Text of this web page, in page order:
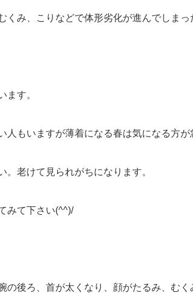
くみ、こりなどで体形劣化が進んでしまっ
ます。
人もいますが薄着になる春は気になる方が
。老けて見られがちになります。
みて下さい(^^)/
の後ろ、首が太くなり、顔がたるみ、むく